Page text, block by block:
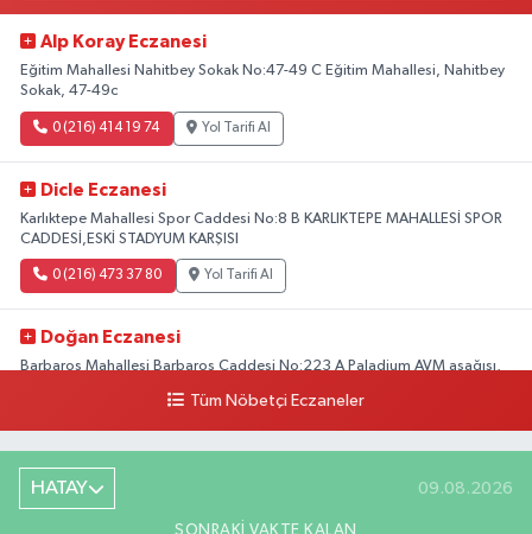
Alp Koray Eczanesi
Eğitim Mahallesi Nahitbey Sokak No:47-49 C Eğitim Mahallesi, Nahitbey
Sokak, 47-49c
0 (216) 414 19 74 Yol Tarifi Al
Dicle Eczanesi
Karlıktepe Mahallesi Spor Caddesi No:8 B KARLIKTEPE MAHALLESİ SPOR
CADDESİ,ESKİ STADYUM KARŞISI
0 (216) 473 37 80 Yol Tarifi Al
Doğan Eczanesi
Barbaros Mahallesi Barbaros Caddesi No:223 A Paladium AVM aşağısı,
Mali Eczanesi
Merkez Mahallesi Tüloğlu Sokak No:4 A REŞİTPAŞACADDESİ QNB BANK
Tüm Nöbetçi Eczaneler
HATAY 09.08.2026